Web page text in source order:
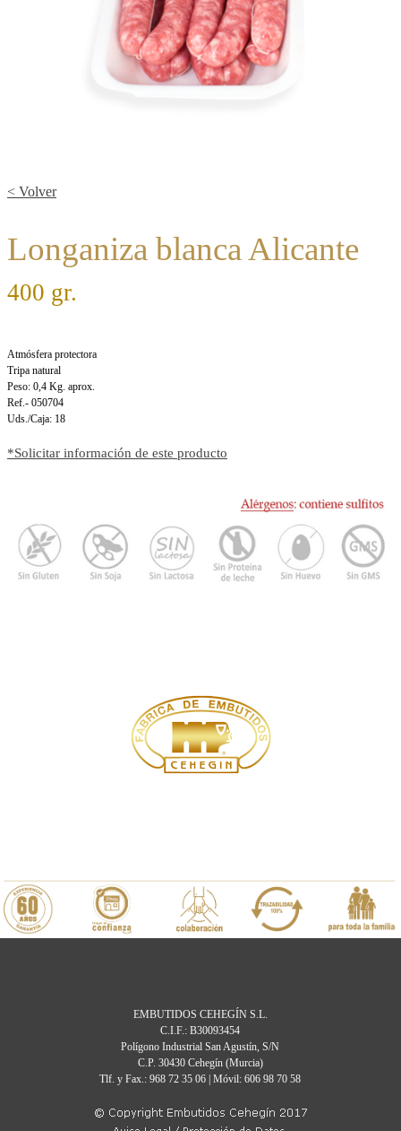
< Volver
Longaniza blanca Alicante
400 gr.
Atmósfera protectora
Tripa natural
Peso: 0,4 Kg. aprox.
Ref.- 050704
Uds./Caja: 18
*Solicitar información de este producto
EMBUTIDOS CEHEGÍN S.L.
C.I.F.: B30093454
Polígono Industrial San Agustín, S/N
C.P. 30430 Cehegín (Murcia)
Tlf. y Fax.: 968 72 35 06 | Móvil: 606 98 70 58